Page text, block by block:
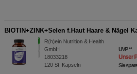
BIOTIN+ZINK+Selen f.Haut Haare & Nägel
R(h)ein Nutrition & Health
GmbH
18033218
120 St Kapseln
UVP**
Unser
Sie